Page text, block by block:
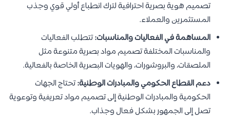
تصميم هوية بصرية احترافية لترك انطباع أولي قوي وجذب
المستثمرين والعملاء.
المساهمة في الفعاليات والمناسبات:تتطلب الفعاليات
والمناسبات المختلفة تصميم مواد بصرية متنوعة مثل
الملصقات، والبروشورات، والهويات البصرية الخاصة بالفعالية.
دعم القطاع الحكومي والمبادرات الوطنية:تحتاج الجهات
الحكومية والمبادرات الوطنية إلى تصميم مواد تعريفية وتوعوية
تصل إلى الجمهور بشكل فعال وجذاب.